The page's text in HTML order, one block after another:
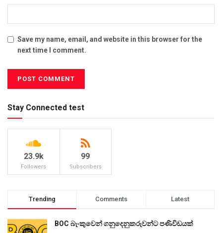
Save my name, email, and website in this browser for the
next time I comment.
Stay Connected test
23.9k
Followers
99
Subscribers
Trending Comments Latest
BOC බැංකුවෙන් ගනුදෙනුකරුවන්ට පණිවිඩයක්